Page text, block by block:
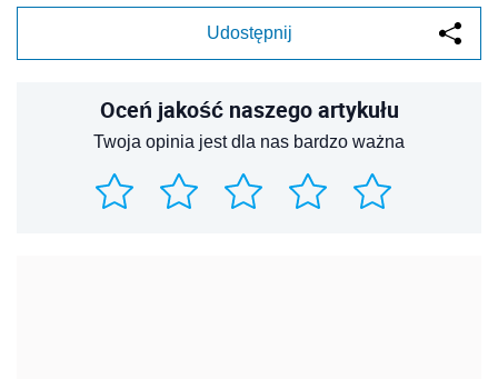
Udostępnij
Oceń jakość naszego artykułu
Twoja opinia jest dla nas bardzo ważna